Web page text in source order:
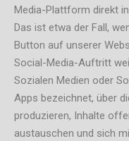
Media-Plattform direkt
Das ist etwa der Fall,
Button auf unserer
Social-Media-Auftritt
Sozialen Medien oder
Apps bezeichnet, über
produzieren, Inhalte
austauschen und sich